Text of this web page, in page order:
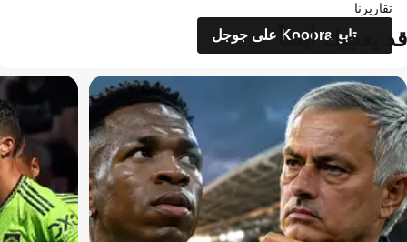
تقاريرنا
تابع Kooora على جوجل
قد يعجبك أيضاً